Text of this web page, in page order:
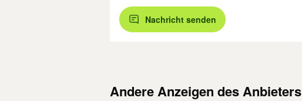
Nachricht senden
Andere Anzeigen des Anbieters